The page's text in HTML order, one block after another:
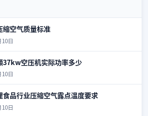
缩空气质量标准
日
37kw空压机实际功率多少
日
食品行业压缩空气露点温度要求
日